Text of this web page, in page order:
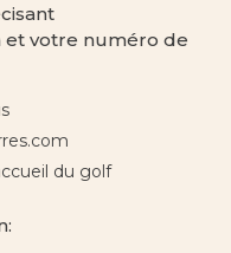
votre numéro de
du golf